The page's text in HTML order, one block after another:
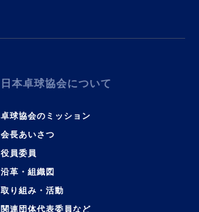
日本卓球協会について
卓球協会のミッション
会長あいさつ
役員委員
沿革・組織図
取り組み・活動
関連団体代表委員など